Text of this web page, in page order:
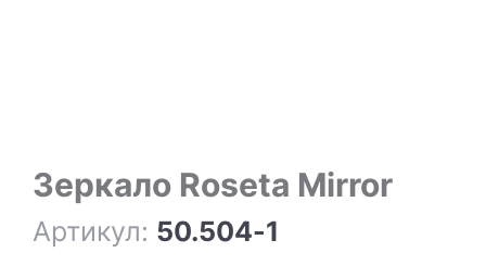
Зеркало Roseta Mirror
Артикул: 50.504-1